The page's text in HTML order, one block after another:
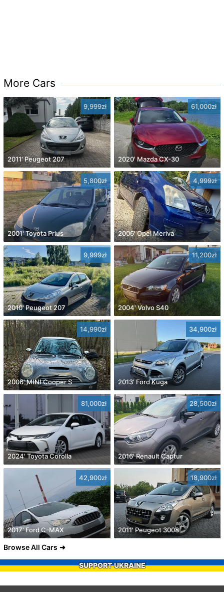
More Cars
9,999zł
2011' Peugeot 207
61,000zł
2020' Mazda CX-30
5,800zł
2001' Toyota Prius
4,999zł
2006' Opel Meriva
9,999zł
2010' Peugeot 207
11,200zł
2004' Volvo S40
14,990zł
2006' MINI Cooper S
34,900zł
2013' Ford Kuga
81,000zł
2024' Toyota Corolla
28,500zł
2016' Renault Captur
42,900zł
2017' Ford C-MAX
18,900zł
2011' Peugeot 3008
Browse All Cars
SUPPORT UKRAINE